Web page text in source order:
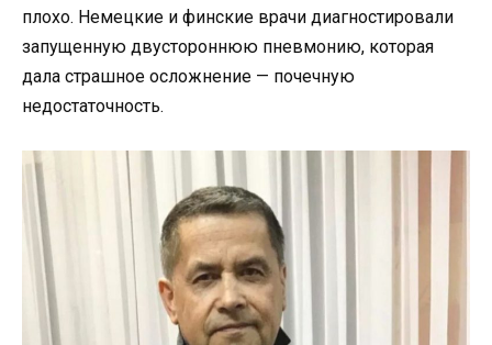
плохо. Немецкие и финские врачи диагностировали
запущенную двустороннюю пневмонию, которая
дала страшное осложнение — почечную
недостаточность.